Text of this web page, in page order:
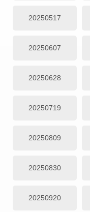
20250517
20250607
20250628
20250719
20250809
20250830
20250920